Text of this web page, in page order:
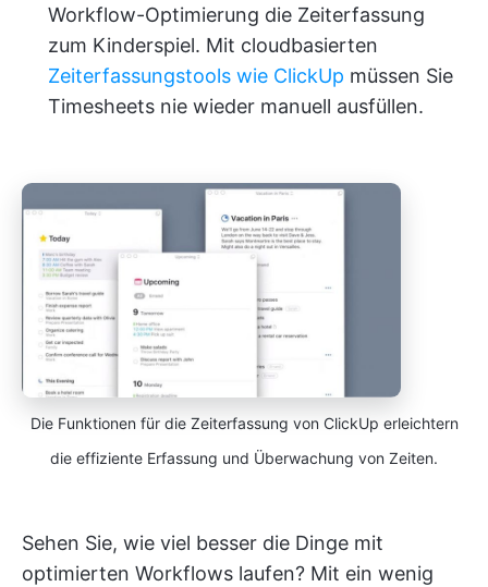
Workflow-Optimierung die Zeiterfassung
zum Kinderspiel. Mit cloudbasierten
Zeiterfassungstools wie ClickUp müssen Sie
Timesheets nie wieder manuell ausfüllen.
Die Funktionen für die Zeiterfassung von ClickUp erleichtern
die effiziente Erfassung und Überwachung von Zeiten.
Sehen Sie, wie viel besser die Dinge mit
optimierten Workflows laufen? Mit ein wenig